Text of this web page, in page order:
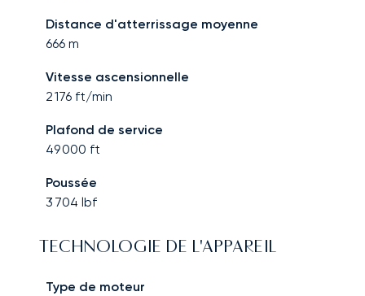
Distance d'atterrissage moyenne
666 m
Vitesse ascensionnelle
2 176 ft/min
Plafond de service
49 000 ft
Poussée
3 704 lbf
TECHNOLOGIE DE L'APPAREIL
Type de moteur